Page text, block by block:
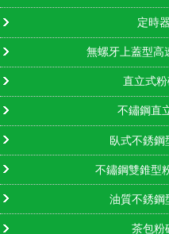
定時
無螺牙上蓋型高
直立式
不鏽鋼直
臥式不銹鋼
不鏽鋼雙錐型
油質不銹鋼
茶包粉